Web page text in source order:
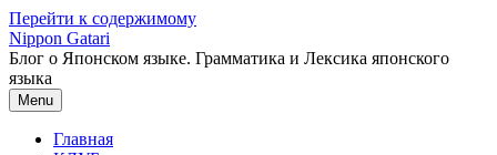
Перейти к содержимому
Nippon Gatari
Блог о Японском языке. Грамматика и Лексика японского
языка
Menu
Главная